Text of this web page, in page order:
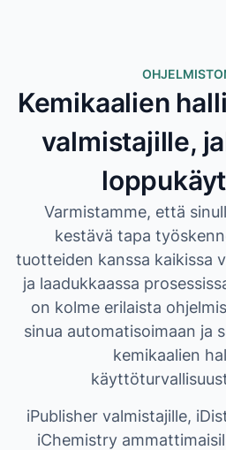
Kemikaalien
valmistajille,
Varmistamme, että
kestävä tapa
tuotteiden kanssa kaikissa
ja laadukkaassa
on kolme erilaista
sinua automatisoimaan ja
kemikaalien
iPublisher valmistajille,
iChemistry